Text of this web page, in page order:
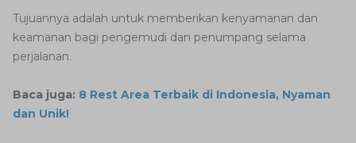
Tujuannya adalah untuk memberikan kenyamanan dan
keamanan bagi pengemudi dan penumpang selama
perjalanan.
Baca juga: 8 Rest Area Terbaik di Indonesia, Nyaman
dan Unik!